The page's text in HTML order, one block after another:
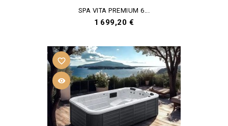
SPA VITA PREMIUM 6...
Prix
1 699,20 €

favorite_border